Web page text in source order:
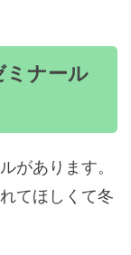
ミナール
があります。
てほしくて冬